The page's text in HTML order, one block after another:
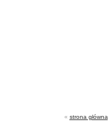
« strona główna